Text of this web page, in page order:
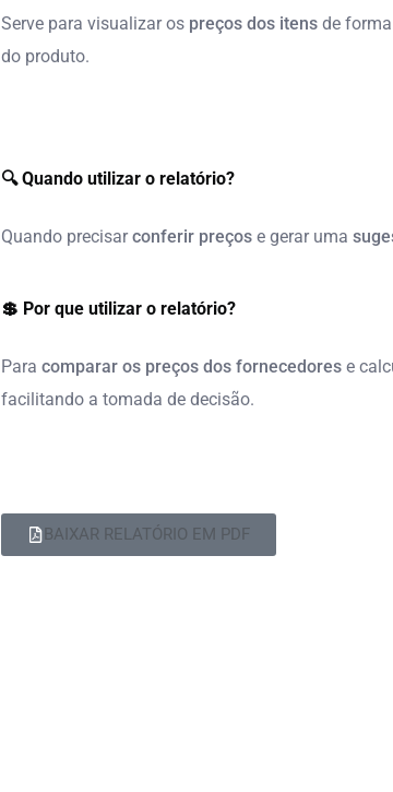
Serve para visualizar os preços dos itensde forma
do produto.
🔍 Quando utilizar o relatório?
Quando precisarconferir preçose gerar uma
💲 Por que utilizar o relatório?
Para comparar os preços dos fornecedorese
facilitando a tomada de decisão.
BAIXAR RELATÓRIO EM PDF